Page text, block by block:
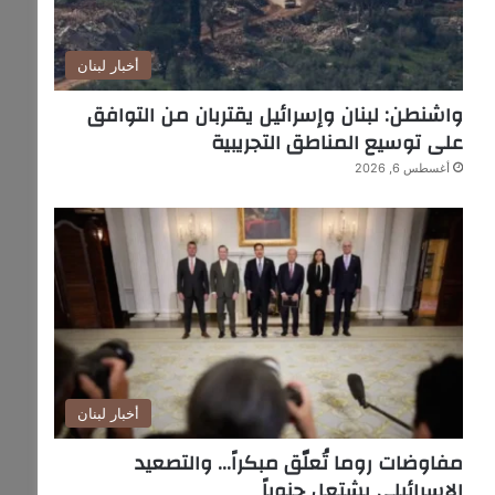
أخبار لبنان
واشنطن: لبنان وإسرائيل يقتربان من التوافق
على توسيع المناطق التجريبية
أغسطس 6, 2026
أخبار لبنان
مفاوضات روما تُعلّق مبكراً… والتصعيد